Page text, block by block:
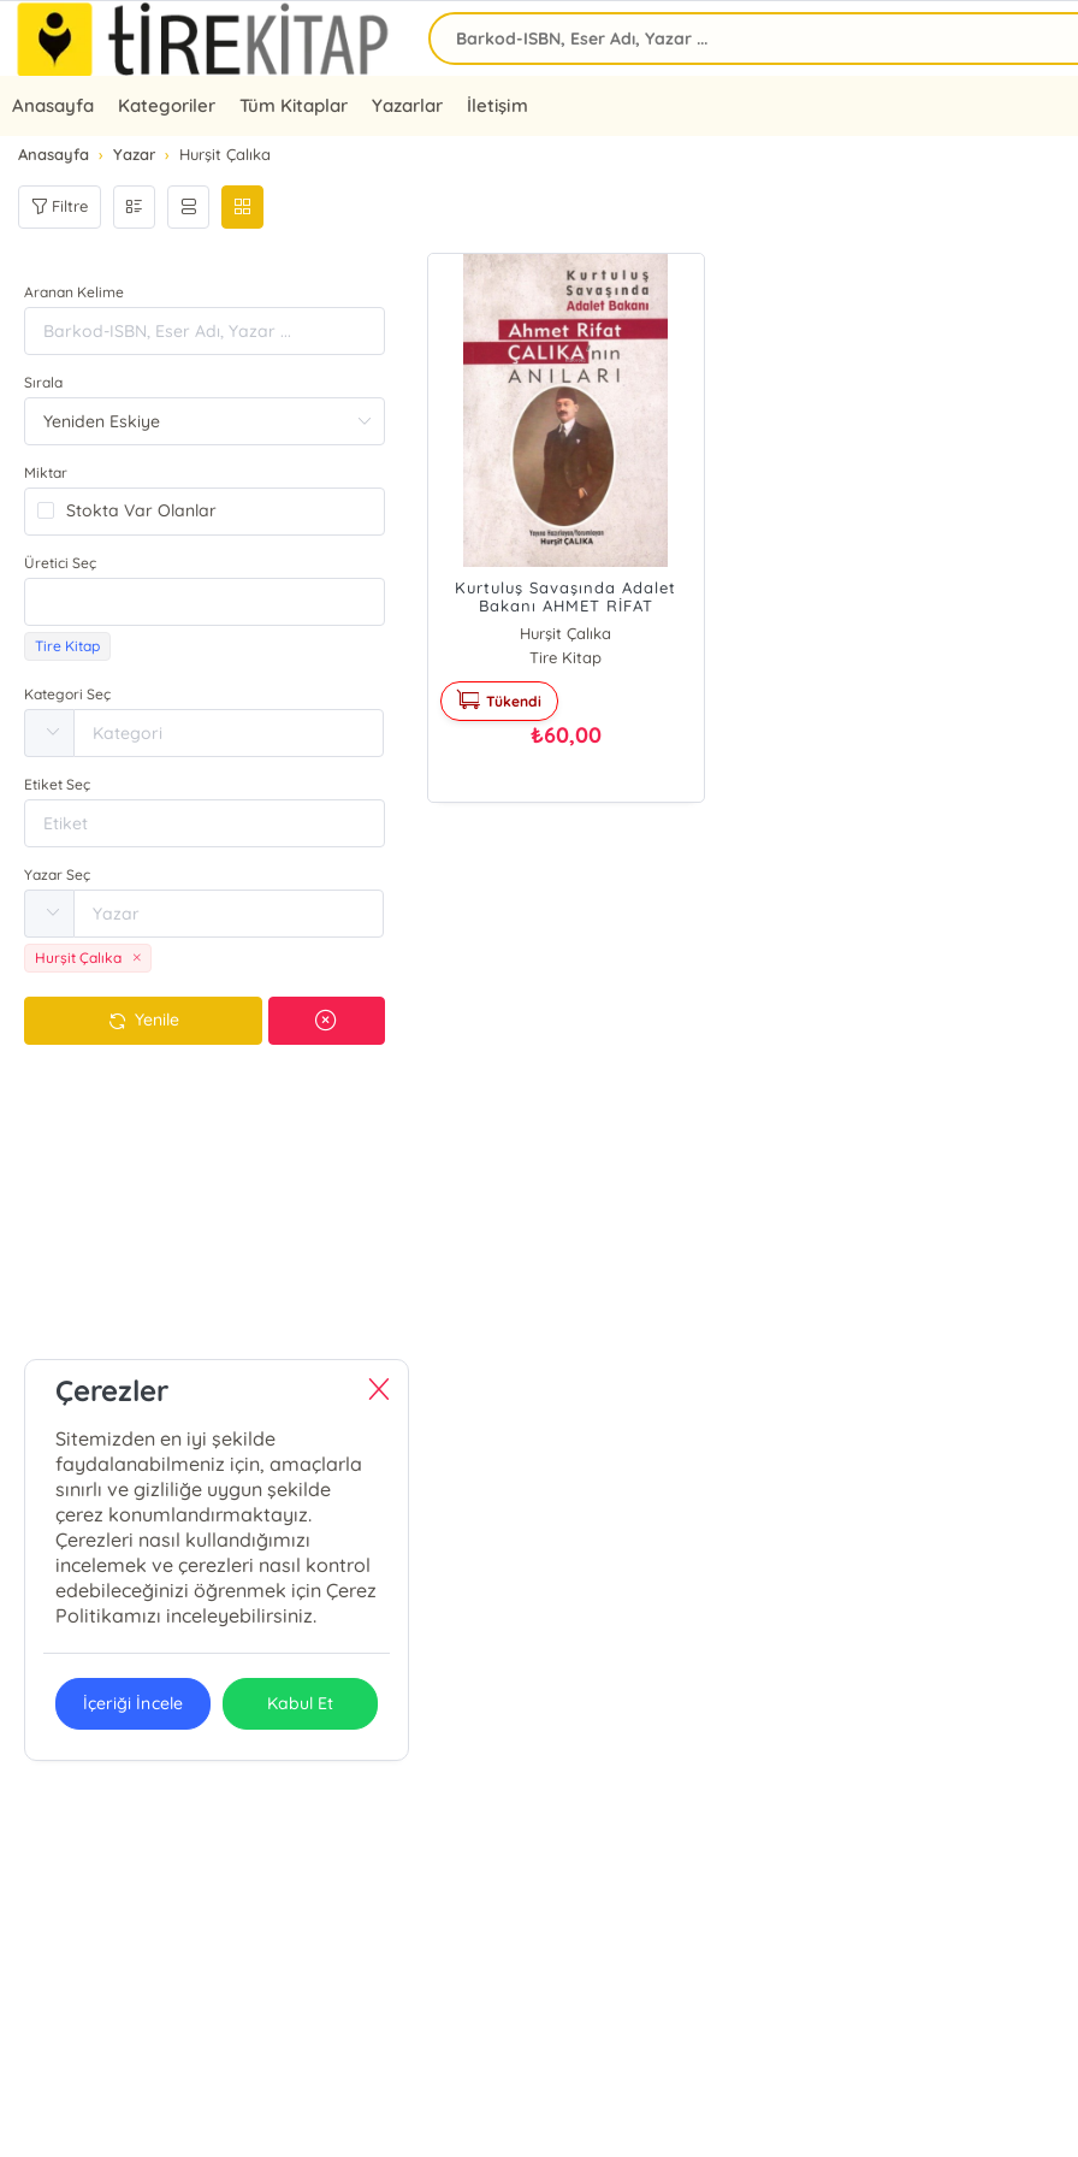
Anasayfa Kategoriler Tüm Kitaplar Yazarlar İletişim
Anasayfa Yazar Hurşit Çalıka
Filtre
Aranan Kelime
Sırala
Miktar
Stokta Var Olanlar
Üretici Seç
Tire Kitap
Kategori Seç
Etiket Seç
Yazar Seç
Hurşit Çalıka
Yenile
Kurtuluş Savaşında Adalet
Bakanı AHMET RİFAT
ÇALIKA’NIN ANILARI
Hurşit Çalıka
Tire Kitap
Tükendi
₺60,00
Çerezler
Sitemizden en iyi şekilde
faydalanabilmeniz için, amaçlarla
sınırlı ve gizliliğe uygun şekilde
çerez konumlandırmaktayız.
Çerezleri nasıl kullandığımızı
incelemek ve çerezleri nasıl kontrol
edebileceğinizi öğrenmek için Çerez
Politikamızı inceleyebilirsiniz.
İçeriği İncele Kabul Et